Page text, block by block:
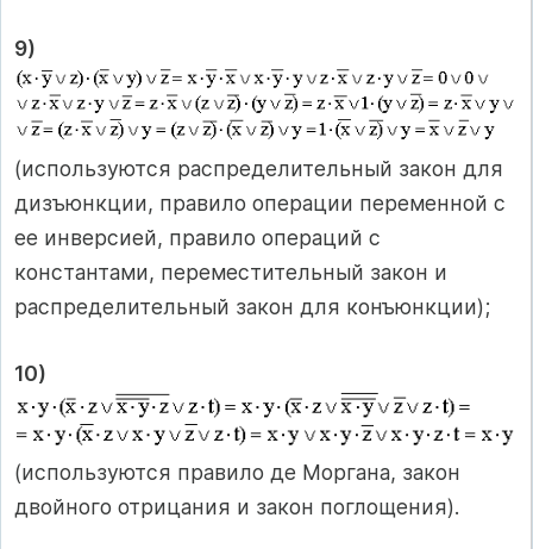
9)
(используются распределительный закон для
дизъюнкции, правило операции переменной с
ее инверсией, правило операций с
константами, переместительный закон и
распределительный закон для конъюнкции);
10)
(используются правило де Моргана, закон
двойного отрицания и закон поглощения).